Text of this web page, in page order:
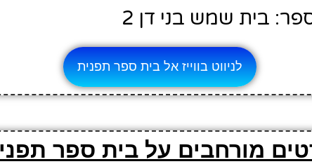
בית שמש בני דן 2
לניווט בווייז אל בית ספר תפנית
מורחבים על בית ספר